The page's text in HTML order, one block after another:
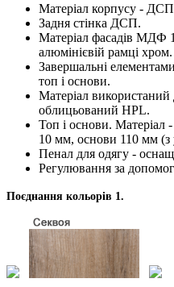
Матеріал корпусу -
Задня стінка ДСП.
Матеріал фасадів МДФ
алюмінієвій рамці хром.
Завершальні
топ і основи.
Матеріал
облицьований HPL.
Топ і основи.
10 мм, основи 110 мм (з
Пенал для одягу -
Регулювання за
Поєднання кольорів 1.